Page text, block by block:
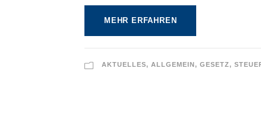
MEHR ERFAHREN
AKTUELLES, ALLGEMEIN, GESETZ,